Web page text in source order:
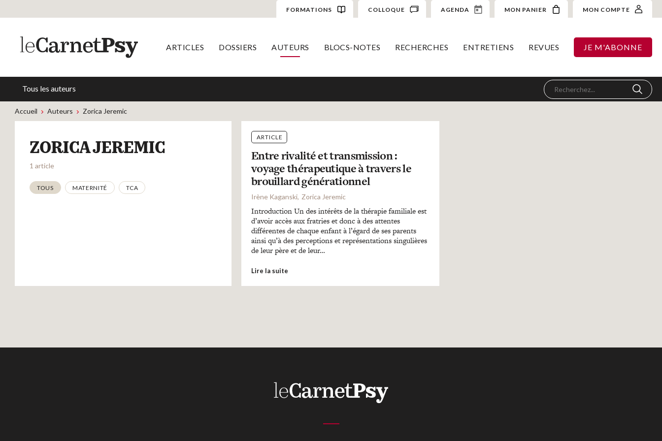
FORMATIONS COLLOQUE AGENDA MON PANIER MON COMPTE
ARTICLES DOSSIERS AUTEURS BLOCS-NOTES RECHERCHES ENTRETIENS REVUES JE M'ABONNE
Tous les auteurs
Accueil Auteurs Zorica Jeremic
ZORICA JEREMIC
1 article
Thématiques
TOUS MATERNITÉ TCA
ARTICLE
Entre rivalité et transmission :
voyage thérapeutique à travers le
brouillard générationnel
Irène Kaganski Zorica Jeremic
Introduction Un des intérêts de la thérapie familiale est
d’avoir accès aux fratries et donc à des attentes
différentes de chaque enfant à l’égard de ses parents
ainsi qu’à des perceptions et représentations singulières
de leur père et de leur…
Lire la suite